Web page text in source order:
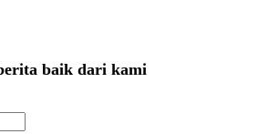
baik dari kami